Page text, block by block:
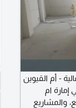
- أم القيوين
إمارة ام
والمشاريع